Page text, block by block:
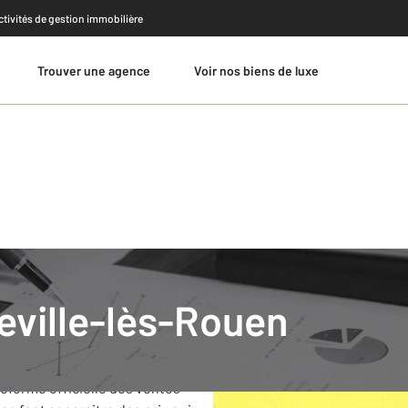
de gestion immobilière
Trouver une agence Voir nos biens de luxe
lès-Rouen
Sotteville Les Rouen
officielle des ventes